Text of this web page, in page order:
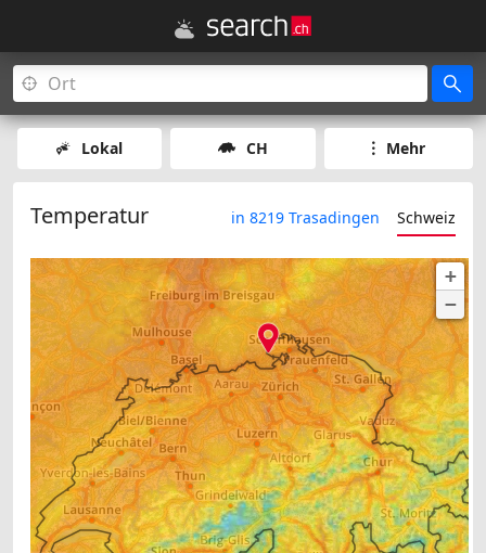
Lokal CH Mehr
Temperatur in 8219 Trasadingen Schweiz
+
−